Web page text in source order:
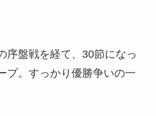
盤戦を経て、30節になっ
プ。すっかり優勝争いの一